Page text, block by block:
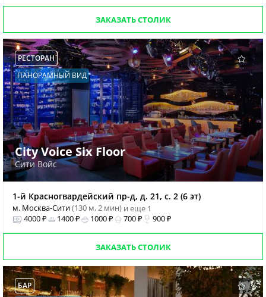
ЗАКАЗАТЬ СТОЛИК
РЕСТОРАН
ПАНОРАМНЫЙ ВИД
City Voice Six Floor
Сити Войс
1-й Красногвардейский пр-д, д. 21, с. 2 (6 эт)
м. Москва-Сити(130 м, 2 мин) и еще 1
4000 ₽
1400 ₽ 1000 ₽ 700 ₽ 900 ₽
ЗАКАЗАТЬ СТОЛИК
БАР